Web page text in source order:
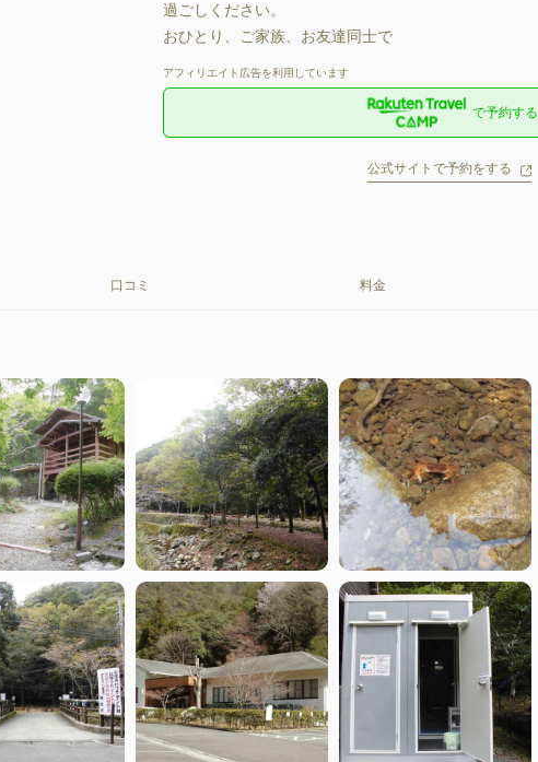
過ごしください。
おひとり、ご家族、お友達同士で
アフィリエイト広告を利用しています
で予約する
公式サイトで予約をする
口コミ 料金